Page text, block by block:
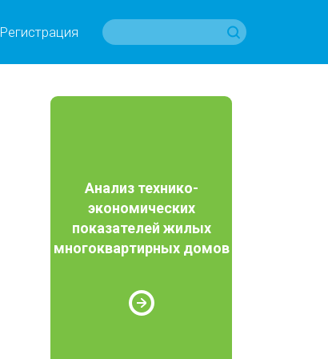
Регистрация
Анализ технико-
экономических
показателей жилых
многоквартирных домов